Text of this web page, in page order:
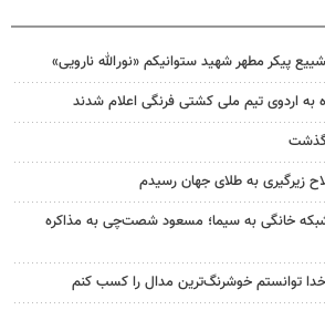
پیکر مطهر شهید ستوانیکم «نورالله نارویی»
اردوی تیم ملی کشتی فرنگی اعلام شدند
زیرگیری به طلای جهان رسیدم
شبکه خانگی به سیما؛ مسعود شصت‌چی به مذاکره
توانستم خوشرنگ‌ترین مدال را کسب کنم